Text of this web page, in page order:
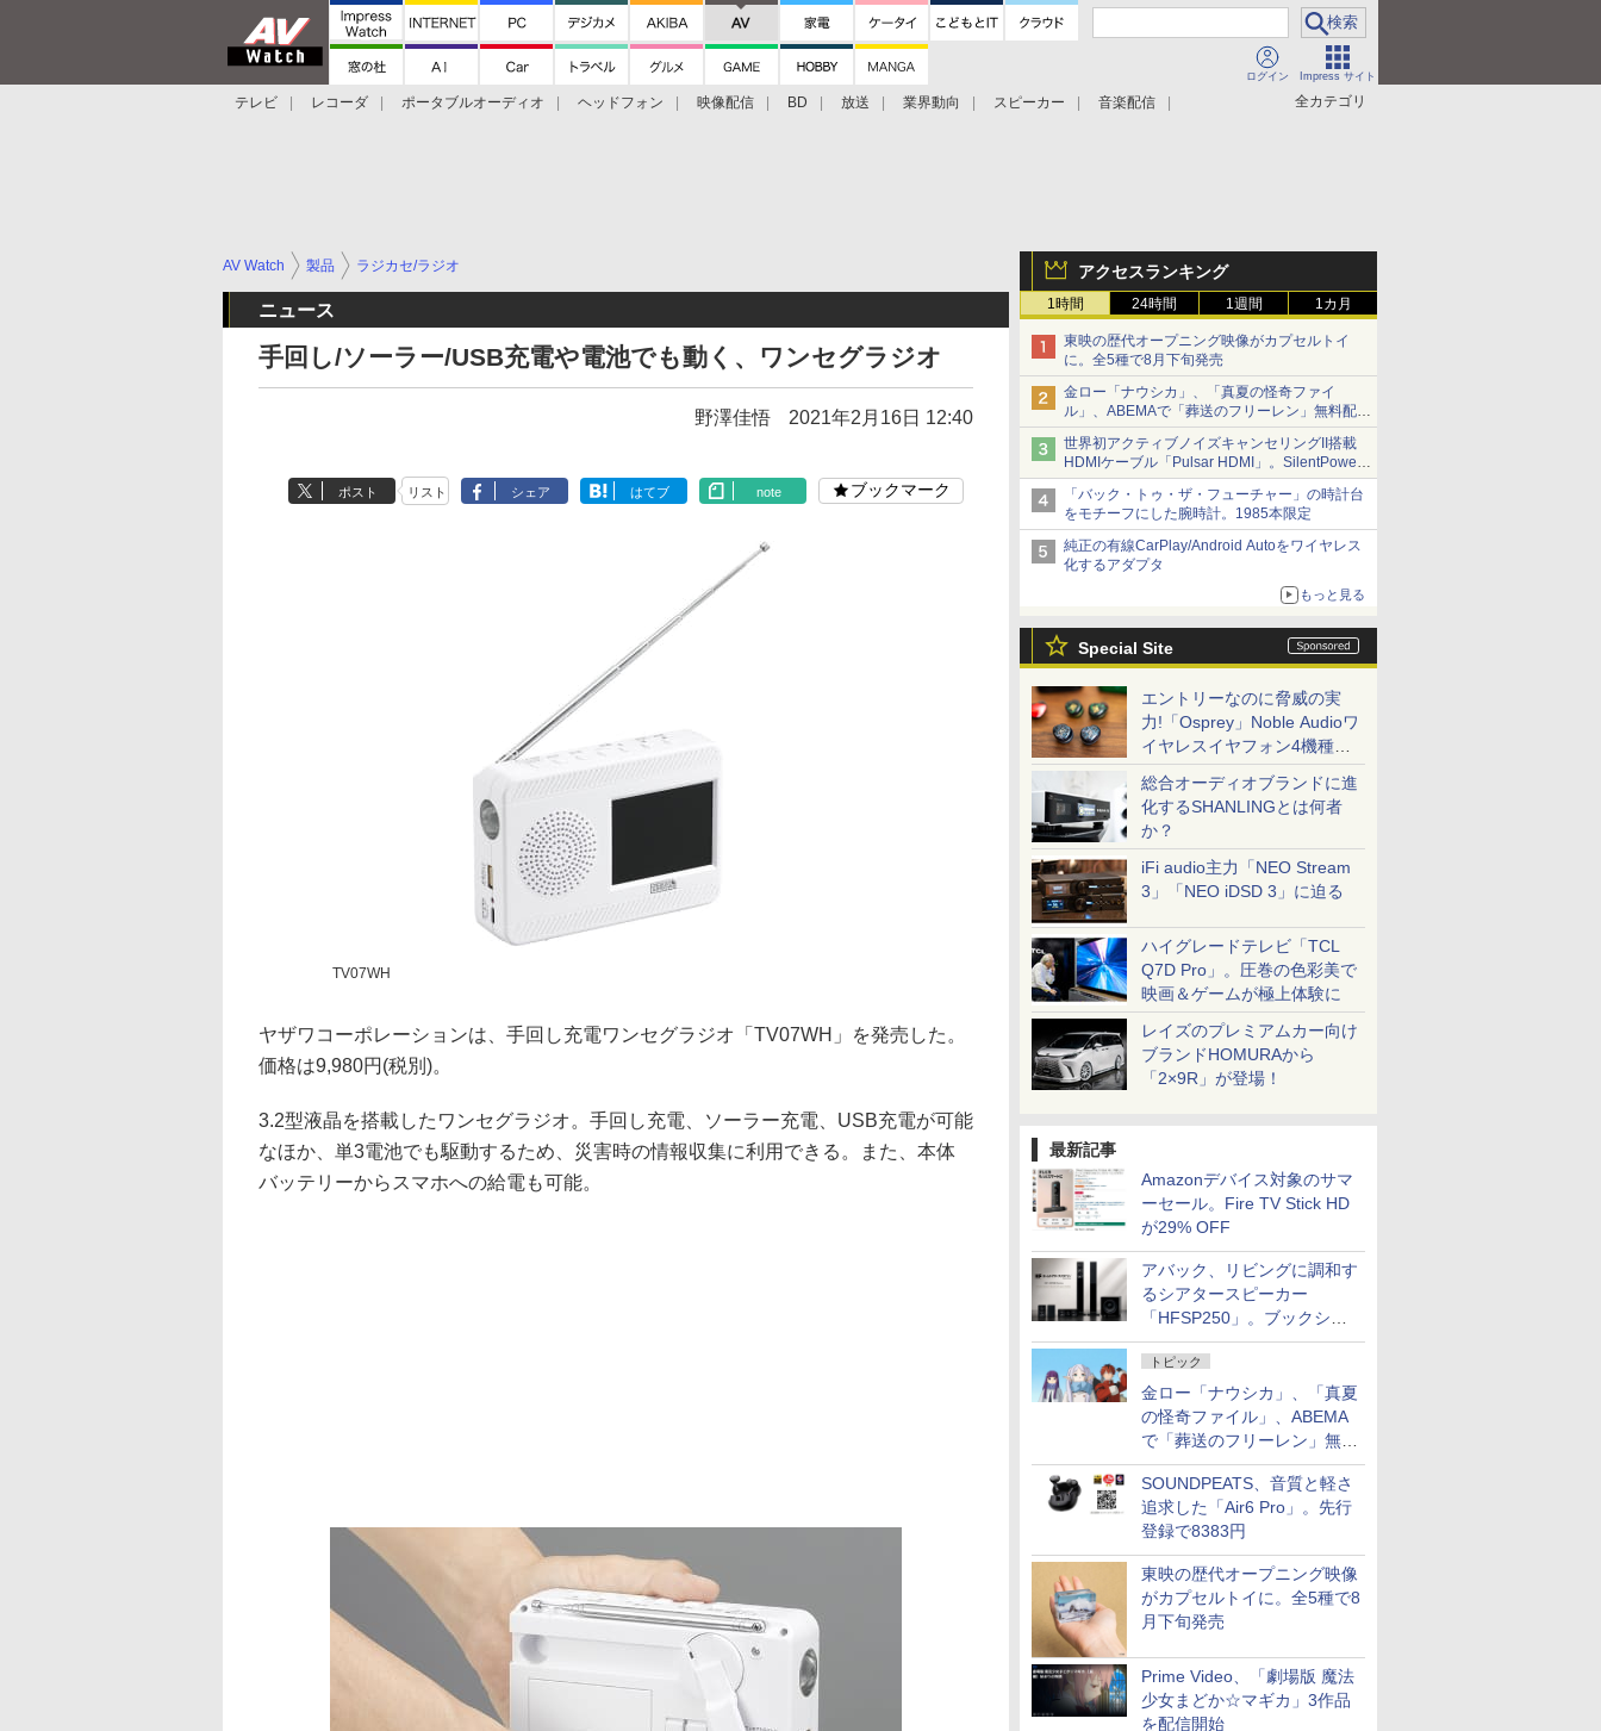
ログイン Impress サイト
全カテゴリ
テレビ レコーダ ポータブルオーディオ ヘッドフォン 映像配信 BD 放送 業界動向 スピーカー
音楽配信
アクセスランキング
1時間 24時間 1週間 1カ月
東映の歴代オープニング映像がカプセルトイ
に。全5種で8月下旬発売
金ロー「ナウシカ」、「真夏の怪奇ファイ
ル」、ABEMAで「葬送のフリーレン」無料配信
など。夏の特番・配信情報
世界初アクティブノイズキャンセリングII搭載
HDMIケーブル「Pulsar HDMI」。SilentPower
から
「バック・トゥ・ザ・フューチャー」の時計台
をモチーフにした腕時計。1985本限定
純正の有線CarPlay/Android Autoをワイヤレス
化するアダプタ
もっと見る
Special Site
エントリーなのに脅威の実
力!「Osprey」Noble Audioワ
イヤレスイヤフォン4機種を
一気に聴く
総合オーディオブランドに進
化するSHANLINGとは何者
か？
iFi audio主力「NEO Stream
3」「NEO iDSD 3」に迫る
ハイグレードテレビ「TCL
Q7D Pro」。圧巻の色彩美で
映画＆ゲームが極上体験に
レイズのプレミアムカー向け
ブランドHOMURAから
「2×9R」が登場！
最新記事
Amazonデバイス対象のサマ
ーセール。Fire TV Stick HD
が29% OFF
アバック、リビングに調和す
るシアタースピーカー
「HFSP250」。ブックシェ
ルフはペア3万円以下
トピック
金ロー「ナウシカ」、「真夏
の怪奇ファイル」、ABEMA
で「葬送のフリーレン」無料
配信など。夏の特番・配信情
報
SOUNDPEATS、音質と軽さ
追求した「Air6 Pro」。先行
登録で8383円
東映の歴代オープニング映像
がカプセルトイに。全5種で8
月下旬発売
Prime Video、「劇場版 魔法
少女まどか☆マギカ」3作品
を配信開始
AV Watch 製品 ラジカセ/ラジオ
ニュース
手回し/ソーラー/USB充電や電池でも動く、ワンセグラジオ
野澤佳悟 2021年2月16日 12:40
ポスト リスト シェア はてブ note ブックマーク
TV07WH
ヤザワコーポレーションは、手回し充電ワンセグラジオ「TV07WH」を発売した。
価格は9,980円(税別)。
3.2型液晶を搭載したワンセグラジオ。手回し充電、ソーラー充電、USB充電が可能
なほか、単3電池でも駆動するため、災害時の情報収集に利用できる。また、本体
バッテリーからスマホへの給電も可能。